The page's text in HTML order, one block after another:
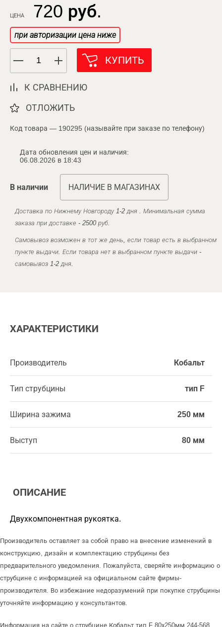
ЦЕНА 720 руб.
при авторизации цена ниже
КУПИТЬ
К СРАВНЕНИЮ
ОТЛОЖИТЬ
Код товара — 190295 (называйте при заказе по телефону)
Дата обновления цен и наличия:
06.08.2026 в 18:43
В наличии НАЛИЧИЕ В МАГАЗИНАХ
Доставка по Нижнему Новгороду 1-2 дня . Минимальная сумма
заказа при доставке - 2500 руб.
Самовывоз возможен в тот же день, если товар есть в выбранном
пункте выдачи. Если товара нет в выбранном пункте выдачи -
самовывоз 1-2 дня.
ХАРАКТЕРИСТИКИ
Производитель Кобальт
Тип струбцины тип F
Ширина зажима 250 мм
Выступ 80 мм
ОПИСАНИЕ
Двухкомпонентная рукоятка.
Производитель оставляет за собой право на внесение изменений в
конструкцию, дизайн и комплектацию струбцины без
предварительного уведомления. Пожалуйста, сверяйте информацию о
струбцине с информацией на официальном сайте фирмы-
производителя. Во избежание недоразумений при покупке струбцины
уточняйте информацию у консультантов.
Информация на сайте о струбцине Кобальт тип F 80х250мм 244-568